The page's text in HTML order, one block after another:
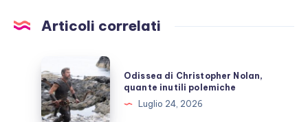
Articoli correlati
di
Christopher
Nolan,
Odissea di Christopher Nolan,
quante inutili polemiche
Luglio 24, 2026